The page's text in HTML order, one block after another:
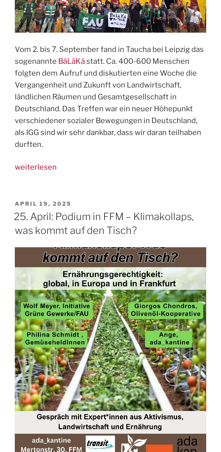
Vom 2. bis 7. September fand in Taucha bei Leipzig das
sogenannte BäLäKästatt. Ca. 400-600 Menschen
folgten dem Aufruf und diskutierten eine Woche die
Vergangenheit und Zukunft von Landwirtschaft,
ländlichen Räumen und Gesamtgesellschaft in
Deutschland. Das Treffen war ein neuer Höhepunkt
verschiedener sozialer Bewegungen in Deutschland,
als IGG sind wir sehr dankbar, dass wir daran teilhaben
durften.
„Camp
Kämpfe”
(BäLäKä)
Erfolg!“
weiterlesen
VERÖFFENTLICHT
AM
APRIL 19, 2025
25. April: Podium in FFM – Klimakollaps,
was kommt auf den Tisch?